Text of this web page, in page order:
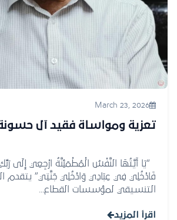
March 23, 2026
تعزية ومواساة فقيد آل حسونة الكرام
“يَا أَيَّتُهَا النَّفْسُ الْمُطْمَئِنَّةُ ارْجِعِي إِلَى
فَادْخُلِي فِي عِبَادِي وَادْخُلِي جَنَّتِي” يتقدم
التنسيقي لمؤسسات القطاع...
اقرأ المزيد